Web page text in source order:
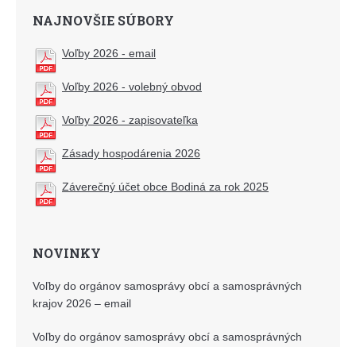
NAJNOVŠIE SÚBORY
Voľby 2026 - email
Voľby 2026 - volebný obvod
Voľby 2026 - zapisovateľka
Zásady hospodárenia 2026
Záverečný účet obce Bodiná za rok 2025
NOVINKY
Voľby do orgánov samosprávy obcí a samosprávných
krajov 2026 – email
Voľby do orgánov samosprávy obcí a samosprávných